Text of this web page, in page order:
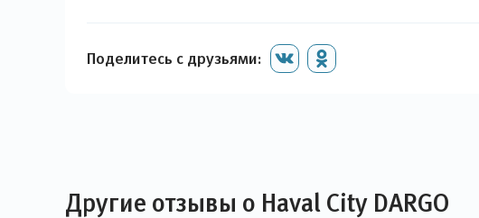
Поделитесь с друзьями:
Другие отзывы о Haval City DARGO